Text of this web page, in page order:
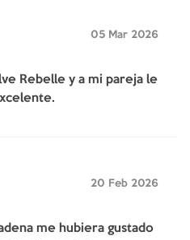
05 Mar 2026
Rebelle y a mi pareja le
20 Feb 2026
me hubiera gustado